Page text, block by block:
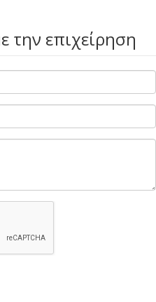
την επιχείρηση